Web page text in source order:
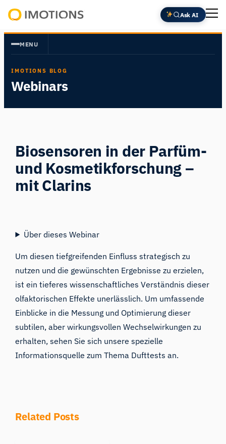
Zum
Inhalt
springen
Insight
Ask AI
MENU
IMOTIONS BLOG
Webinars
Biosensoren in der Parfüm-
und Kosmetikforschung –
mit Clarins
Über dieses Webinar
Um diesen tiefgreifenden Einfluss strategisch zu
nutzen und die gewünschten Ergebnisse zu erzielen,
ist ein tieferes wissenschaftliches Verständnis dieser
olfaktorischen Effekte unerlässlich. Um umfassende
Einblicke in die Messung und Optimierung dieser
subtilen, aber wirkungsvollen Wechselwirkungen zu
erhalten, sehen Sie sich unsere spezielle
Informationsquelle zum Thema Dufttests an.
Related Posts